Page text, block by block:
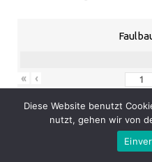
« ‹
: Donnerstag
: 05.11. – 07.02.21,
Diese Website benutzt
nutzt, gehen wir von